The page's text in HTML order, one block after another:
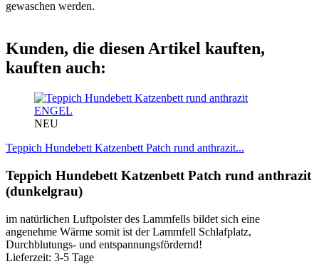
gewaschen werden.
Kunden, die diesen Artikel kauften,
kauften auch:
ENGEL
NEU
Teppich Hundebett Katzenbett Patch rund anthrazit...
Teppich Hundebett Katzenbett Patch rund anthrazit
(dunkelgrau)
im natürlichen Luftpolster des Lammfells bildet sich eine
angenehme Wärme somit ist der Lammfell Schlafplatz,
Durchblutungs- und entspannungsfördernd!
Lieferzeit: 3-5 Tage